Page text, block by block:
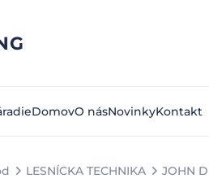
DomovO násNovinkyKontakt
LESNÍCKA TECHNIKA JOHN